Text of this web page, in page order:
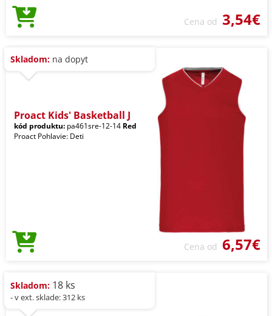
Cena od 3,54€
Skladom: na dopyt
Proact Kids' Basketball J
kód produktu: pa461sre-12-14 Red
Proact Pohlavie: Deti
Cena od 6,57€
Skladom: 18 ks
- v ext. sklade: 312 ks